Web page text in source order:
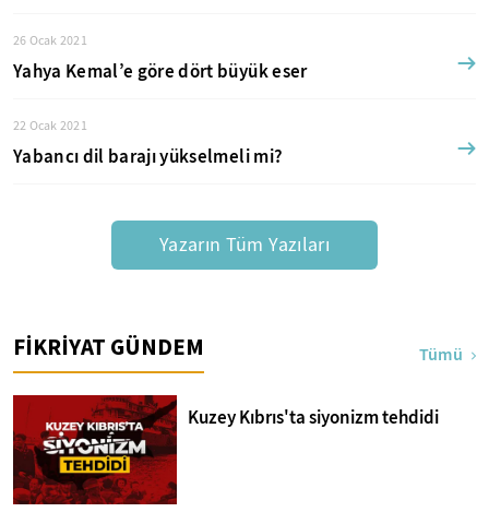
26 Ocak 2021
Yahya Kemal’e göre dört büyük eser
22 Ocak 2021
Yabancı dil barajı yükselmeli mi?
Yazarın Tüm Yazıları
FİKRİYAT GÜNDEM Tümü
Kuzey Kıbrıs'ta siyonizm tehdidi